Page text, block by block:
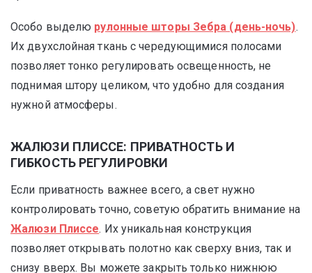
Особо выделю рулонные шторы Зебра (день-ночь).
Их двухслойная ткань с чередующимися полосами
позволяет тонко регулировать освещенность, не
поднимая штору целиком, что удобно для создания
нужной атмосферы.
ЖАЛЮЗИ ПЛИССЕ: ПРИВАТНОСТЬ И
ГИБКОСТЬ РЕГУЛИРОВКИ
Если приватность важнее всего, а свет нужно
контролировать точно, советую обратить внимание на
Жалюзи Плиссе. Их уникальная конструкция
позволяет открывать полотно как сверху вниз, так и
снизу вверх. Вы можете закрыть только нижнюю